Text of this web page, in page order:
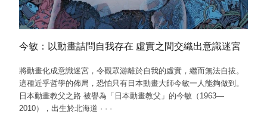
今敏：以動畫詰問自我存在 虛實之間交織出意識迷宮
將動畫化成意識迷宮，令觀眾游離於自我的虛實，繼而無法自拔。
這種近乎哲學的佈局，恐怕只有日本動畫大師今敏一人能夠做到。
日本動畫教父之路 被譽為「日本動畫教父」的今敏（1963—
2010），出生於北海道 · · ·